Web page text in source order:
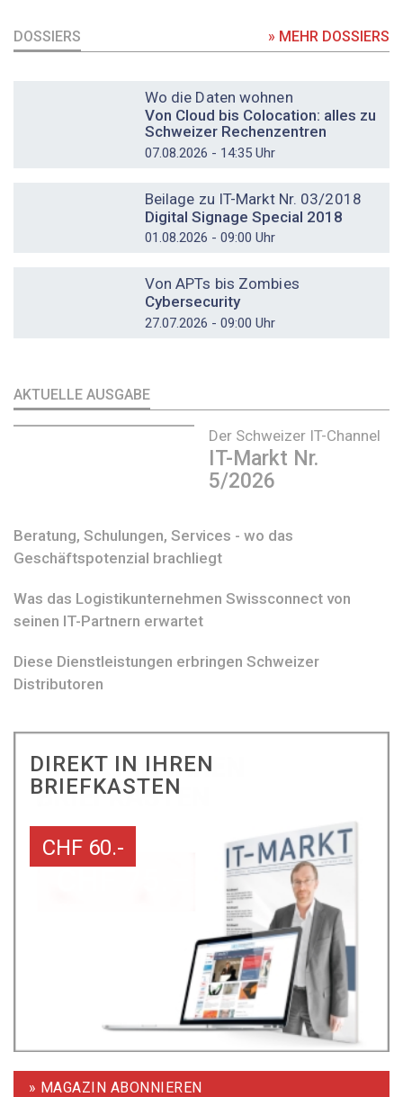
DOSSIERS » MEHR DOSSIERS
Wo die Daten wohnen
Von Cloud bis Colocation: alles zu
Schweizer Rechenzentren
07.08.2026 - 14:35 Uhr
Beilage zu IT-Markt Nr. 03/2018
Digital Signage Special 2018
01.08.2026 - 09:00 Uhr
Von APTs bis Zombies
Cybersecurity
27.07.2026 - 09:00 Uhr
AKTUELLE AUSGABE
Der Schweizer IT-Channel
IT-Markt Nr.
5/2026
Beratung, Schulungen, Services - wo das
Geschäftspotenzial brachliegt
Was das Logistikunternehmen Swissconnect von
seinen IT-Partnern erwartet
Diese Dienstleistungen erbringen Schweizer
Distributoren
DIREKT IN IHREN
BRIEFKASTEN
CHF 60.-
» MAGAZIN ABONNIEREN